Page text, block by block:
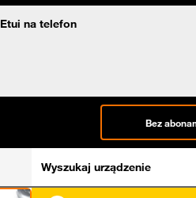
Etui na telefon
Bez
Wyszukaj urządzenie